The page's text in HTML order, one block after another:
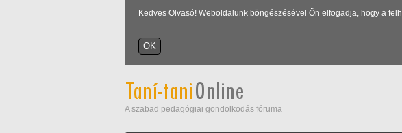
Kedves Olvasó! Weboldalunk böngészésével Ön elfogadja, hogy a
A szabad pedagógiai gondolkodás fóruma